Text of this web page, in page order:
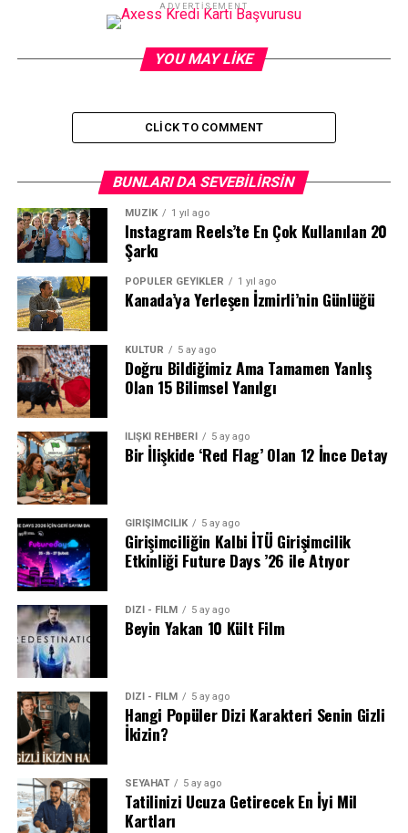
ADVERTISEMENT
YOU MAY LIKE
CLICK TO COMMENT
BUNLARI DA SEVEBILIRSIN
MÜZİK 1 yıl ago
Instagram Reels’te En Çok Kullanılan 20
Şarkı
POPÜLER GEYİKLER 1 yıl ago
Kanada’ya Yerleşen İzmirli’nin Günlüğü
KÜLTÜR 5 ay ago
Doğru Bildiğimiz Ama Tamamen Yanlış
Olan 15 Bilimsel Yanılgı
İLİŞKİ REHBERİ 5 ay ago
Bir İlişkide ‘Red Flag’ Olan 12 İnce Detay
GİRİŞİMCİLİK 5 ay ago
Girişimciliğin Kalbi İTÜ Girişimcilik
Etkinliği Future Days ’26 ile Atıyor
DİZİ - FİLM 5 ay ago
Beyin Yakan 10 Kült Film
DİZİ - FİLM 5 ay ago
Hangi Popüler Dizi Karakteri Senin Gizli
İkizin?
SEYAHAT 5 ay ago
Tatilinizi Ucuza Getirecek En İyi Mil
Kartları